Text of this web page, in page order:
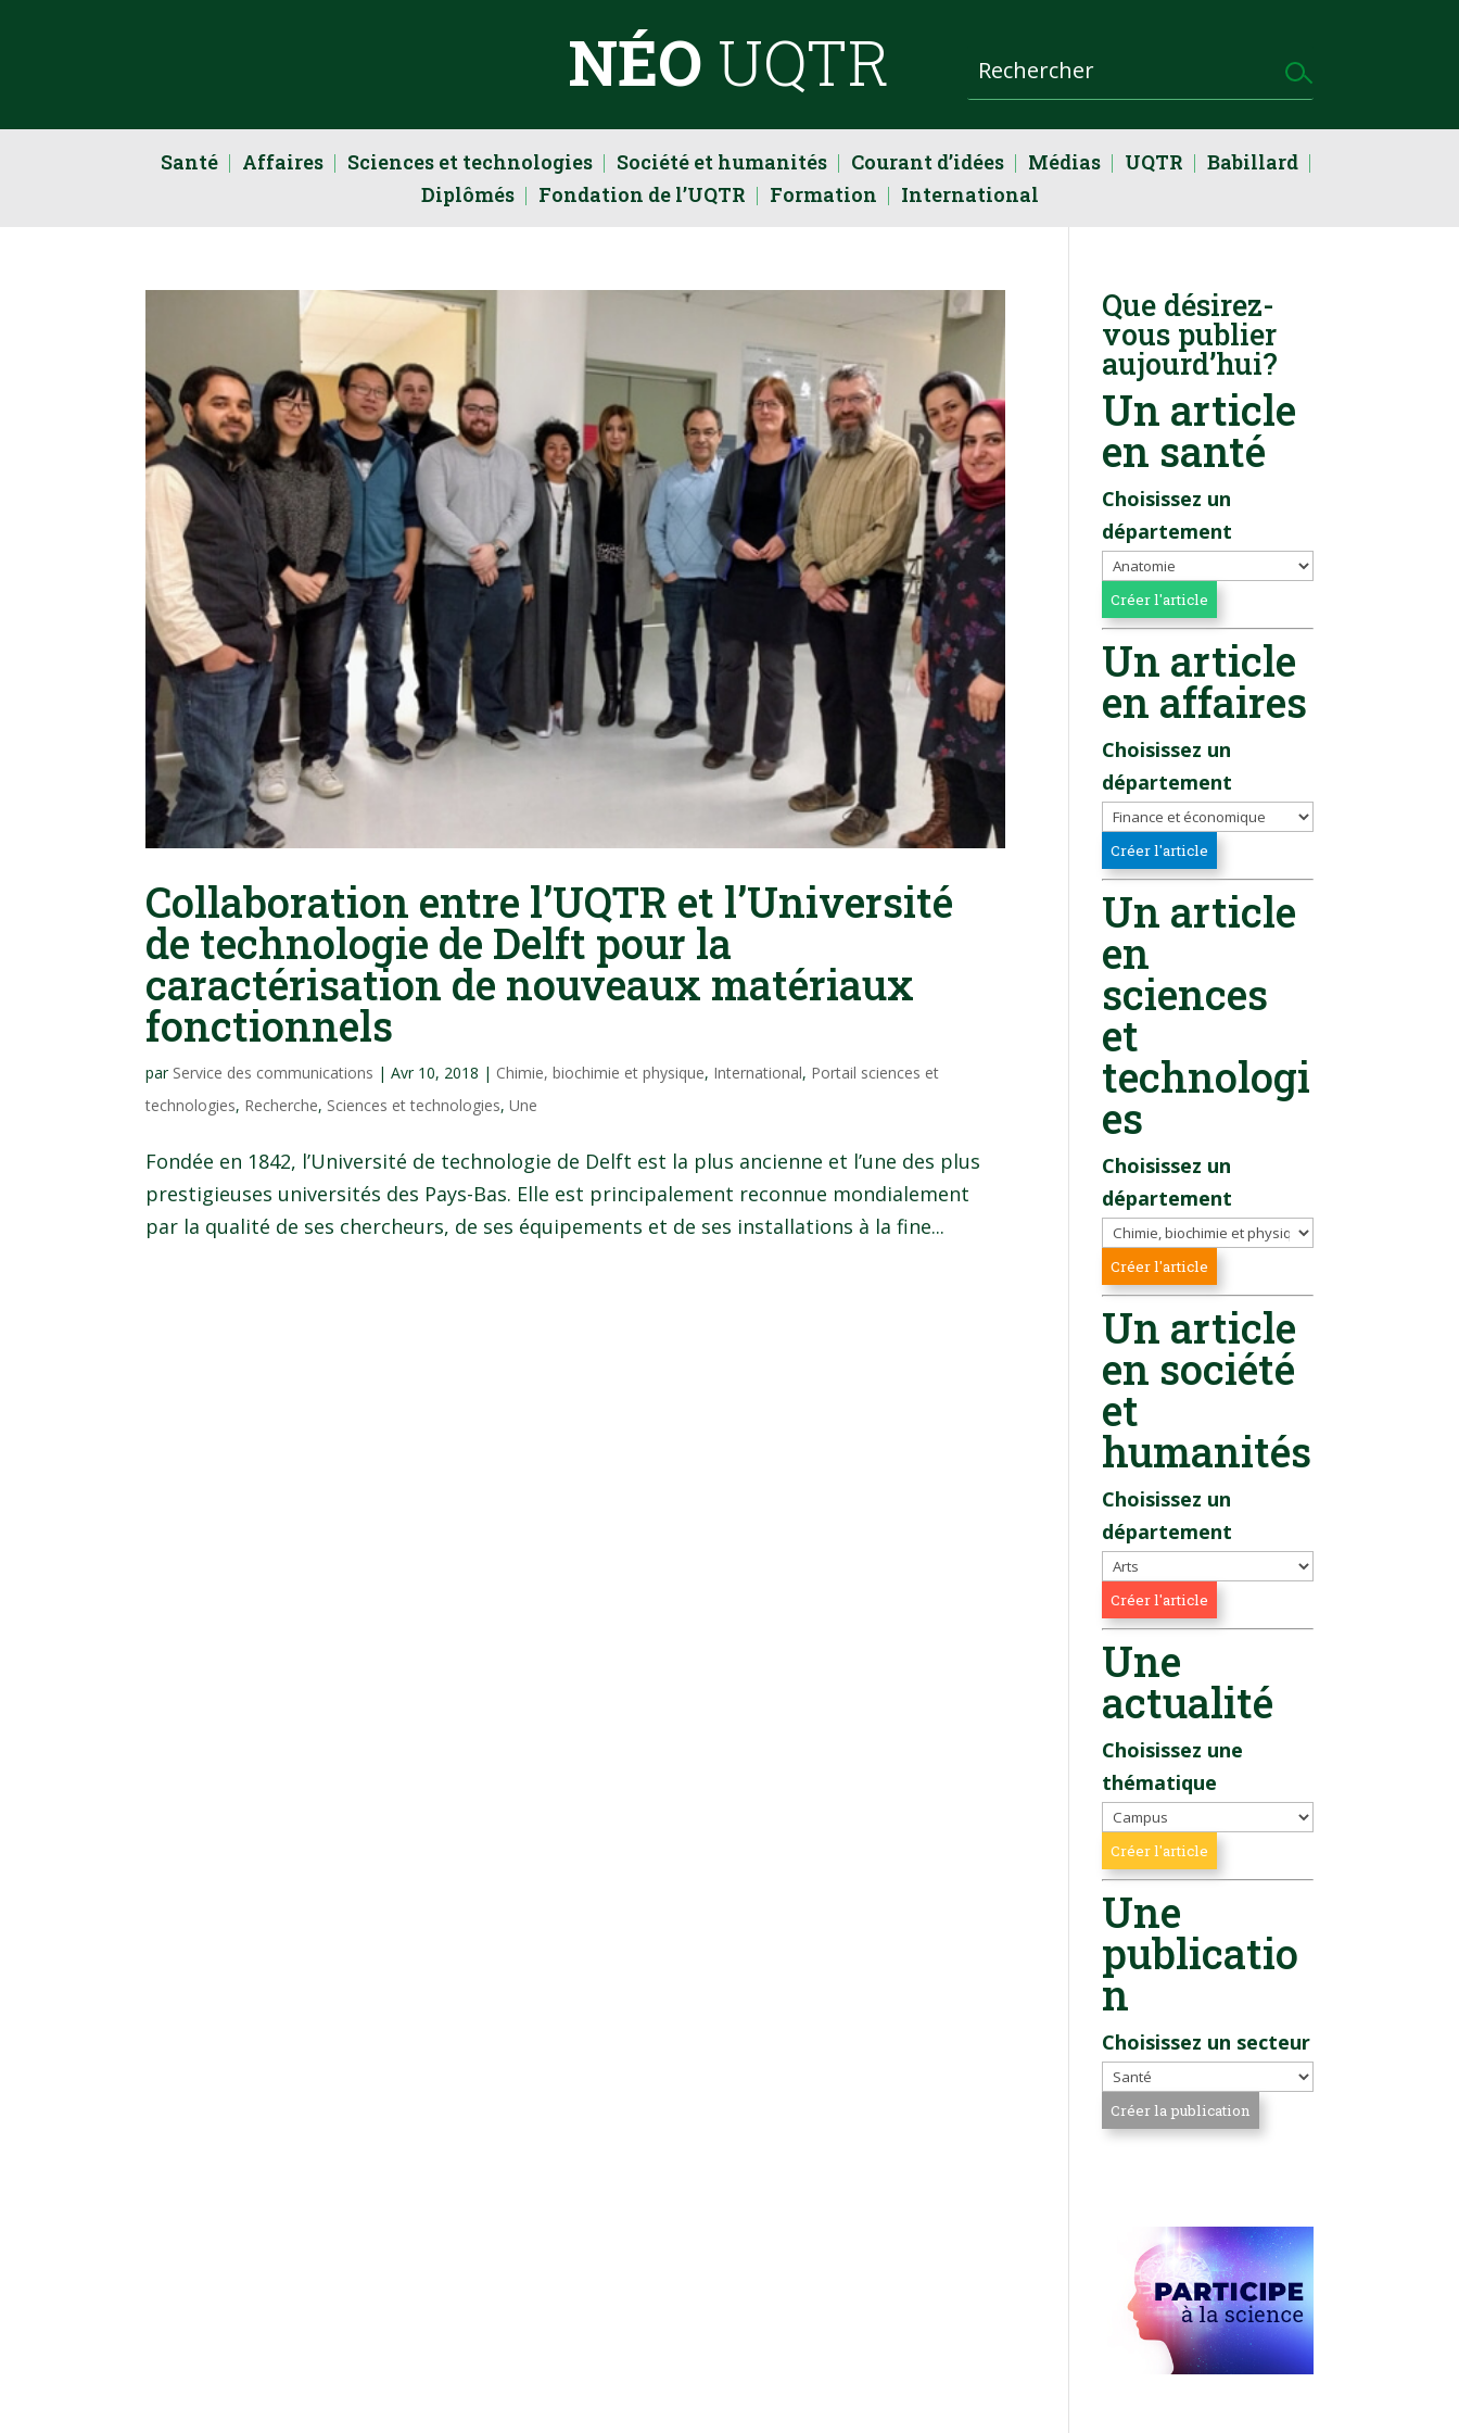
NÉO UQTR
Santé Affaires Sciences et technologies Société et humanités Courant d’idées Médias UQTR
Babillard
Diplômés
Fondation de l’UQTR Formation International
Collaboration entre l’UQTR et l’Université
de technologie de Delft pour la
caractérisation de nouveaux matériaux
fonctionnels
par Service des communications |Avr 10, 2018 | Chimie, biochimie et physique, International, Portail sciences et
technologies, Recherche, Sciences et technologies,Une
Fondée en 1842, l’Université de technologie de Delft est la plus ancienne et l’une des plus
prestigieuses universités des Pays-Bas. Elle est principalement reconnue mondialement
par la qualité de ses chercheurs, de ses équipements et de ses installations à la fine...
Que désirez-
vous publier
aujourd’hui?
Un article
en santé
Choisissez un
département
Un article
en affaires
Choisissez un
département
Un article
en
sciences
et
technologi
es
Choisissez un
département
Un article
en société
et
humanités
Choisissez un
département
Une
actualité
Choisissez une
thématique
Une
publicatio
n
Choisissez un secteur